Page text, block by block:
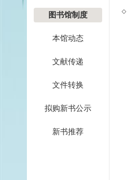
图书馆制度
本馆动态
文献传递
文件转换
拟购新书公示
新书推荐
◇